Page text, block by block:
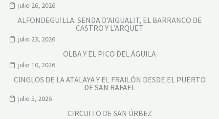
julio 26, 2026
ALFONDEGUILLA. SENDA D’AIGUALIT, EL BARRANCO DE
CASTRO Y L’ARQUET
julio 23, 2026
OLBA Y EL PICO DEL ÁGUILA
julio 10, 2026
CINGLOS DE LA ATALAYA Y EL FRAILÓN DESDE EL PUERTO
DE SAN RAFAEL
julio 5, 2026
CIRCUITO DE SAN ÚRBEZ